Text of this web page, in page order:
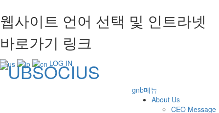
웹사이트 언어 선택 및 인트라넷
바로가기 링크
LOG IN
gnb메뉴
About Us
CEO Message